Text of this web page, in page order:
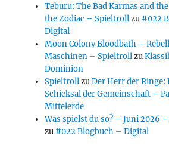
Teburu: The Bad Karmas and
the Zodiac – Spieltrollzu #022
Digital
Moon Colony Bloodbath –
Maschinen – Spieltrollzu
Dominion
SpieltrollzuDer Herr der Ringe:
Schicksal der Gemeinschaft –
Mittelerde
Was spielst du so? – Juni 2026
zu #022 Blogbuch – Digital